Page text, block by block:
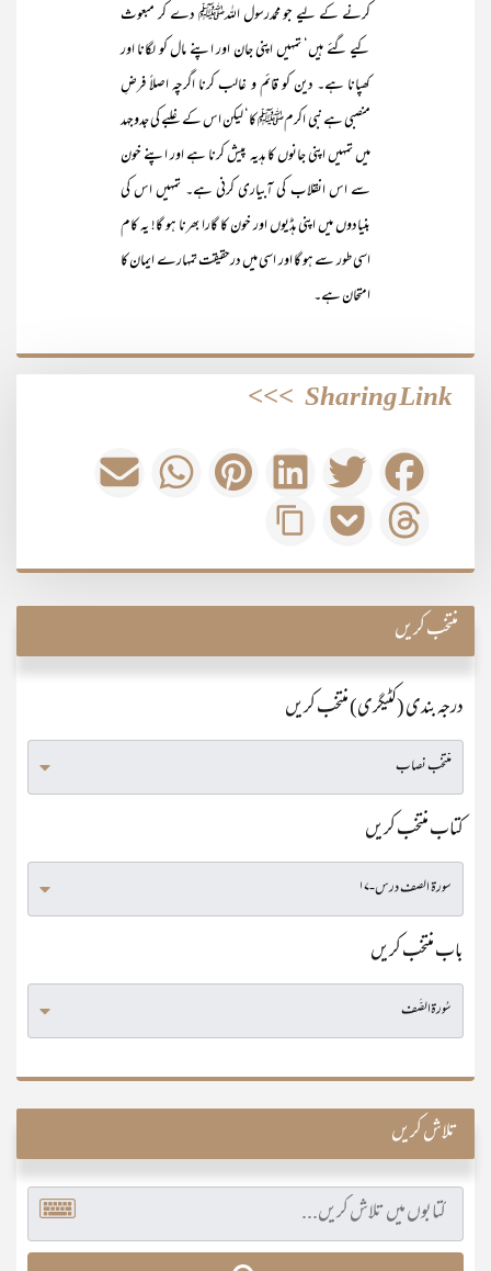
کرنے کے لیے جو محمدرسول اللہﷺ دے کر مبعوث
کیے گئے ہیں‘ تمہیں اپنی جان اور اپنے مال کو لگانا اور
کھپانا ہے۔ دین کو قائم و غالب کرنا اگرچہ اصلاً فرضِ
منصبی ہے نبی اکرمﷺ کا‘ لیکن اس کے غلبے کی جدوجہد
میں تمہیں اپنی جانوں کا ہدیہ پیش کرنا ہے اور اپنے خون
سے اس انقلاب کی آبیاری کرنی ہے۔ تمہیں اس کی
بنیادوں میں اپنی ہڈیوں اور خون کا گارا بھرنا ہو گا! یہ کام
اسی طور سے ہو گا اور اسی میں درحقیقت تمہارے ایمان کا
امتحان ہے۔
Sharing Link
>>>
منتخب کریں
درجہ بندی (کٹیگری) منتخب کریں
کتاب منتخب کریں
باب منتخب کریں
تلاش کریں